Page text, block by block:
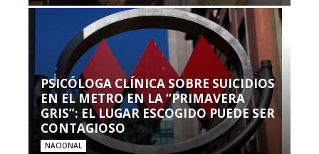
PSICÓLOGA CLÍNICA SOBRE SUICIDIOS
EN EL METRO EN LA “PRIMAVERA
GRIS”: EL LUGAR ESCOGIDO PUEDE SER
CONTAGIOSO
NACIONAL